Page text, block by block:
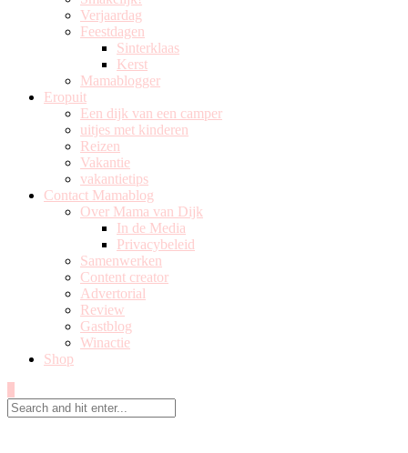
Verjaardag
Feestdagen
Sinterklaas
Kerst
Mamablogger
Eropuit
Een dijk van een camper
uitjes met kinderen
Reizen
Vakantie
vakantietips
Contact Mamablog
Over Mama van Dijk
In de Media
Privacybeleid
Samenwerken
Content creator
Advertorial
Review
Gastblog
Winactie
Shop